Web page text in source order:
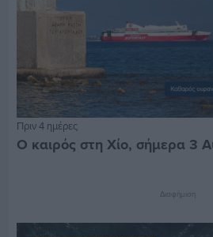
Πριν 4 ημέρες
Ο καιρός στη Χίο, σήμερα 3
Διαφήμιση